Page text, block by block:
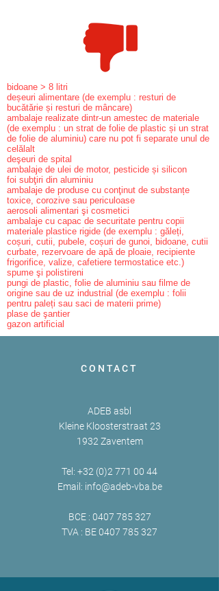
bidoane > 8 litri
deșeuri alimentare (de exemplu : resturi de
bucătărie și resturi de mâncare)
ambalaje realizate dintr-un amestec de materiale
(de exemplu : un strat de folie de plastic și un strat
de folie de aluminiu) care nu pot fi separate unul de
celălalt
deşeuri de spital
ambalaje de ulei de motor, pesticide și silicon
foi subţiri din aluminiu
ambalaje de produse cu conţinut de substanțe
toxice, corozive sau periculoase
aerosoli alimentari şi cosmetici
ambalaje cu capac de securitate pentru copii
materiale plastice rigide (de exemplu : găleți,
coșuri, cutii, pubele, coșuri de gunoi, bidoane, cutii
curbate, rezervoare de apă de ploaie, recipiente
frigorifice, valize, cafetiere termostatice etc.)
spume şi polistireni
pungi de plastic, folie de aluminiu sau filme de
origine sau de uz industrial (de exemplu : folii
pentru paleți sau saci de materii prime)
plase de şantier
gazon artificial
CONTACT
ADEB asbl
Kleine Kloosterstraat 23
1932 Zaventem
Tel: +32 (0)2 771 00 44
Email: info@adeb-vba.be
BCE : 0407 785 327
TVA : BE0407 785 327